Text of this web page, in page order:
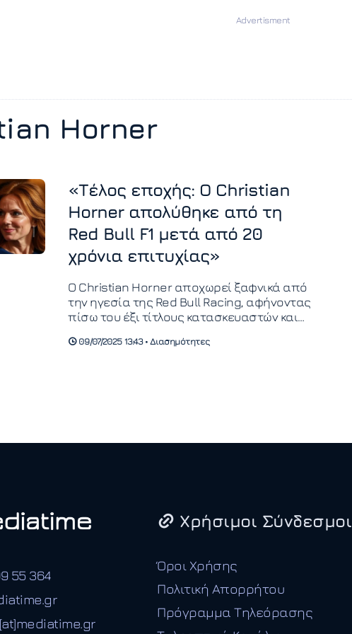
Horner
«Τέλος εποχής: Ο Christian
Horner απολύθηκε από τη
Red Bull F1 μετά από 20
χρόνια επιτυχίας»
Ο Christian Horner αποχωρεί ξαφνικά από
την ηγεσία της Red Bull Racing, αφήνοντας
πίσω του έξι τίτλους κατασκευαστών και
Formula 1.
09/07/2025 13:43 • Διασημότητες
55 364
Χρήσιμοι Σύνδεσμοι
Όροι Χρήσης
Πολιτική Απορρήτου
Πρόγραμμα Τηλεόρασης